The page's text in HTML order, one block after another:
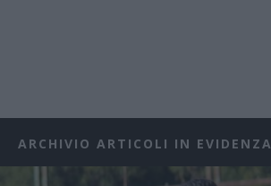
ARCHIVIO ARTICOLI IN EVIDENZA